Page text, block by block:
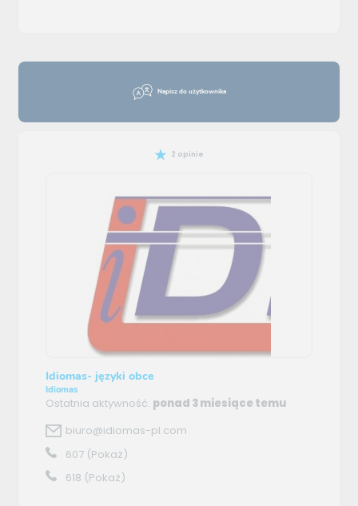
Napisz do użytkownika
2 opinie
Idiomas- języki obce
Idiomas
Ostatnia aktywność: ponad 3 miesiące temu
biuro@idiomas-pl.com
607 (Pokaż)
618 (Pokaż)